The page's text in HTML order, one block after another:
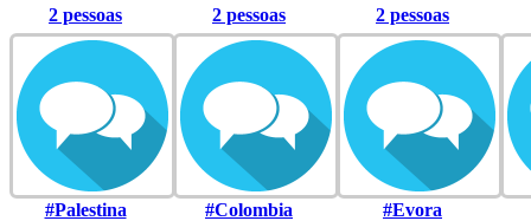
2 pessoas
#Palestina
2 pessoas
#Colombia
2 pessoas
#Evora